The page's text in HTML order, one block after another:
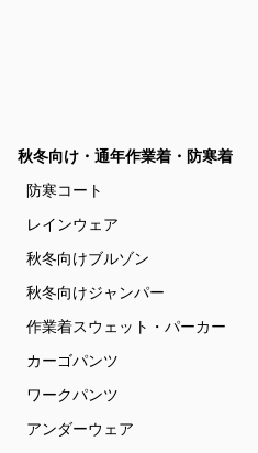
秋冬向け・通年作業着・防寒着
防寒コート
レインウェア
秋冬向けブルゾン
秋冬向けジャンパー
作業着スウェット・パーカー
カーゴパンツ
ワークパンツ
アンダーウェア